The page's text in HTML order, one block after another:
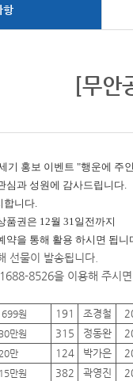
항
[무안
기 홍보 이벤트 "행운에 주
심과 성원에 감사드립니다.
합니다.
품권은 12월 31일전까지
약을 통해 활용 하시면 됩니
선물이 발송됩니다.
8526을 이용해 주시면
원 191 조경철
만원 315 정동완
만 124 박가은
만원 382 곽영진